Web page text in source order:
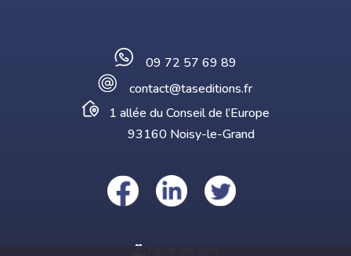
09 72 57 69 89
contact@taseditions.fr
1 allée du Conseil de l’Europe
93160 Noisy-le-Grand